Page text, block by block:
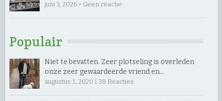
juni 3, 2026 • Geen reactie
Populair
Niet te bevatten. Zeer plotseling is overleden
onze zeer gewaardeerde vriend en…
augustus 1, 2020 | 38 Reacties